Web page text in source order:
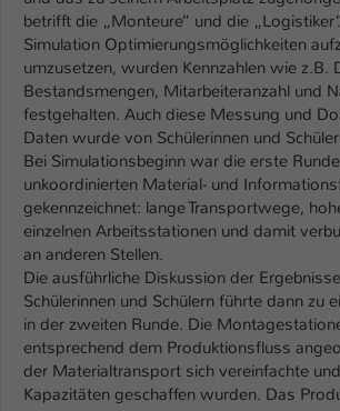
betrifft die „Monteure“ und die
Simulation Optimierungsmöglichkeiten
umzusetzen, wurden Kennzahlen wie z.B.
Bestandsmengen, Mitarbeiteranzahl und
festgehalten. Auch diese Messung und
Daten wurde von Schülerinnen und
Bei Simulationsbeginn war die erste
unkoordinierten Material- und
gekennzeichnet: lange Transportwege,
einzelnen Arbeitsstationen und damit
an anderen Stellen.
Die ausführliche Diskussion der
Schülerinnen und Schülern führte dann zu
in der zweiten Runde. Die
entsprechend dem Produktionsfluss
der Materialtransport sich vereinfachte
Kapazitäten geschaffen wurden. Das
Laufzeit 1 Tag
Zweck
Dieser Cookie teilt der
ein Besucher im Typo3-
angemeldet ist und
zu verwalten.